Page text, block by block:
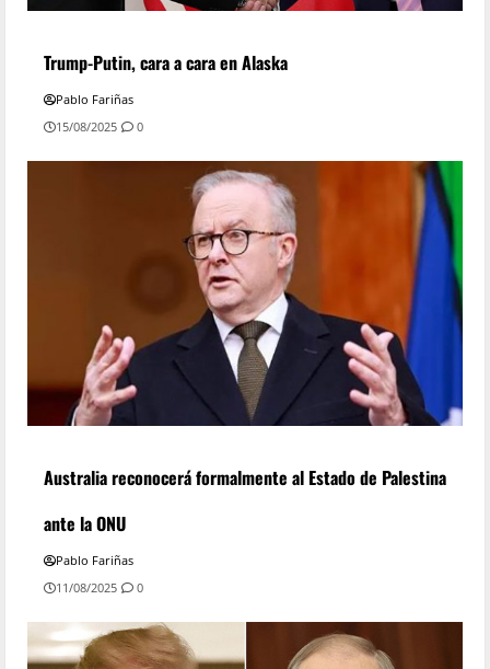
Trump-Putin, cara a cara en Alaska
Pablo Fariñas
15/08/2025
0
Australia reconocerá formalmente al Estado de Palestina
ante la ONU
Pablo Fariñas
11/08/2025
0